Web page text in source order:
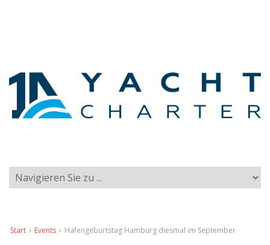
Start › Events › Hafengeburtstag Hamburg diesmal im September